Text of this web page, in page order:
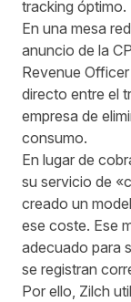
tracking óptimo.
En una mesa
anuncio de la
Revenue
directo entre el
empresa de
consumo.
En lugar de
su servicio de
creado un
ese coste. Ese
adecuado para
se registran
Por ello, Zilch